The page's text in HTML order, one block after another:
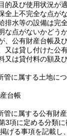
的及び使用状況が
全上不完全な点が
排水等の設備は完
な点がないかどうか
、公有財産台帳及
又は貸し付けた公
又は貸付料の額及
管に属する土地に
台帳
管に属する公有財
3項に定める分類
げる事項を記載し